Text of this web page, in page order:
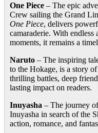
One Piece – The epic
Crew sailing the Grand
One Piece, delivers
camaraderie. With endless
moments, it remains a
Naruto – The inspiring
to the Hokage, is a story
thrilling battles, deep
lasting impact on readers.
Inuyasha – The journey
Inuyasha in search of the
action, romance, and